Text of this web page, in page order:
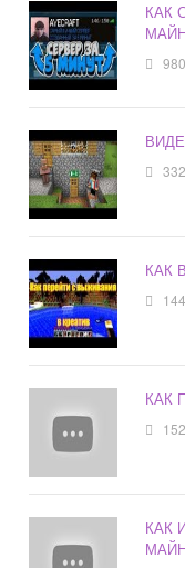
КАК
КАК
КАК
КАК